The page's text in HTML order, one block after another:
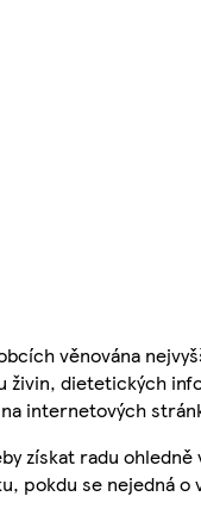
věnována
živin, dietetických
internetových
získat radu
pokdu se nejedná o